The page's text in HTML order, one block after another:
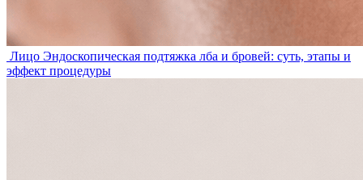
Лицо Эндоскопическая подтяжка лба и бровей: суть, этапы и
эффект процедуры